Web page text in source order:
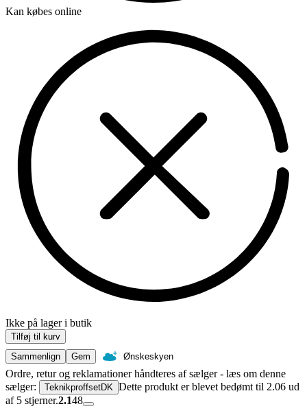
Kan købes online
Ikke på lager i butik
Tilføj til kurv
Sammenlign
Gem Ønskeskyen
Ordre, retur og reklamationer håndteres af sælger - læs om denne
sælger:
TeknikproffsetDK Dette produkt er blevet bedømt til 2.06 ud
af 5 stjerner.2.148